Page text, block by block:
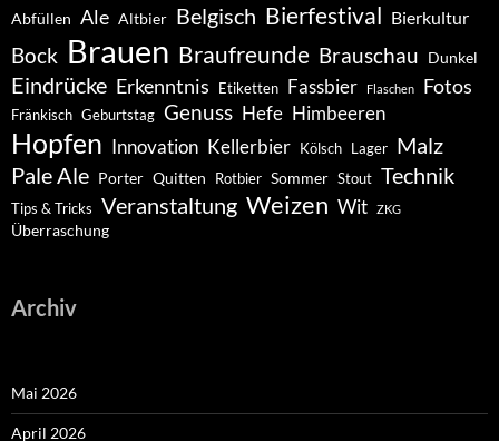
Abfüllen Ale Altbier Belgisch Bierfestival Bierkultur
Bock Brauen Braufreunde Brauschau Dunkel
Eindrücke Erkenntnis Etiketten Fassbier Flaschen Fotos
Fränkisch Geburtstag Genuss Hefe Himbeeren
Hopfen Innovation Kellerbier Kölsch Lager Malz
Pale Ale Porter Quitten Rotbier Sommer Stout Technik
Tips & Tricks Veranstaltung Weizen Wit ZKG
Überraschung
Archiv
Mai 2026
April 2026